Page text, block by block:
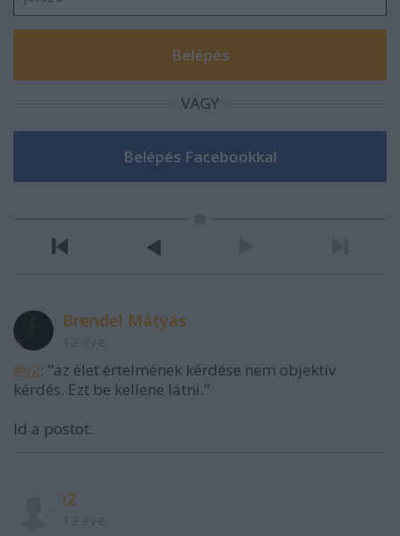
VAGY
Brendel Mátyás
@i2: "az élet értelmének kérdése nem objektív
kérdés. Ezt be kellene látni."
ld a postot.
i2